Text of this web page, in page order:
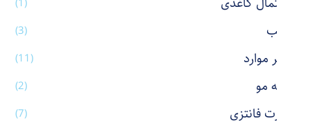
(1)
رژ لب (3)
سایر موارد (11)
شانه مو (2)
شورت فانتزی (7)